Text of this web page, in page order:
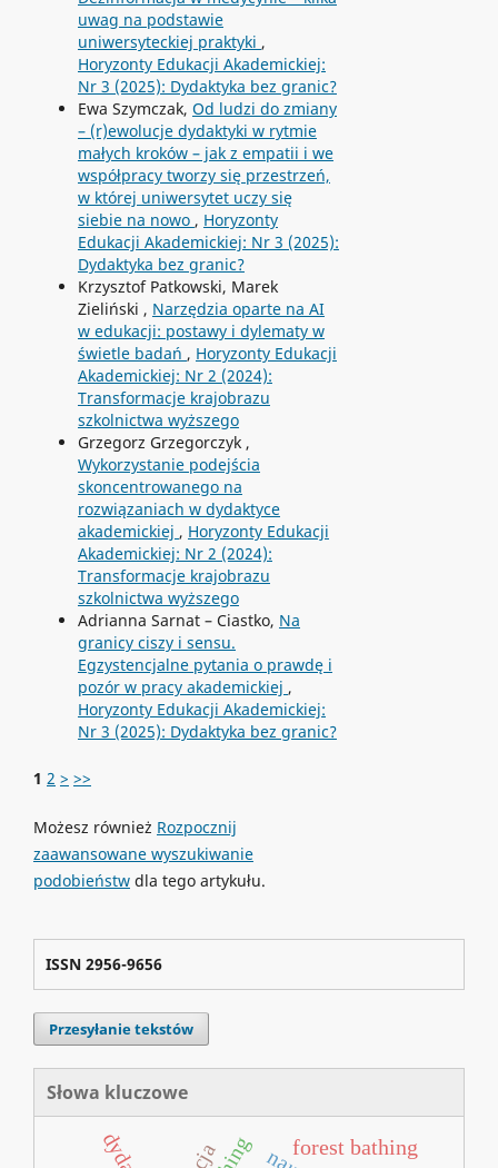
uwag na podstawie
uniwersyteckiej praktyki ,
Horyzonty Edukacji Akademickiej:
Nr 3 (2025): Dydaktyka bez granic?
Ewa Szymczak, Od ludzi do zmiany
– (r)ewolucje dydaktyki w rytmie
małych kroków – jak z empatii i we
współpracy tworzy się przestrzeń,
w której uniwersytet uczy się
siebie na nowo , Horyzonty
Edukacji Akademickiej: Nr 3 (2025):
Dydaktyka bez granic?
Krzysztof Patkowski, Marek
Zieliński , Narzędzia oparte na AI
w edukacji: postawy i dylematy w
świetle badań , Horyzonty Edukacji
Akademickiej: Nr 2 (2024):
Transformacje krajobrazu
szkolnictwa wyższego
Grzegorz Grzegorczyk ,
Wykorzystanie podejścia
skoncentrowanego na
rozwiązaniach w dydaktyce
akademickiej , Horyzonty Edukacji
Akademickiej: Nr 2 (2024):
Transformacje krajobrazu
szkolnictwa wyższego
Adrianna Sarnat – Ciastko, Na
granicy ciszy i sensu.
Egzystencjalne pytania o prawdę i
pozór w pracy akademickiej ,
Horyzonty Edukacji Akademickiej:
Nr 3 (2025): Dydaktyka bez granic?
1 2 > >>
Możesz również Rozpocznij
zaawansowane wyszukiwanie
podobieństwdla tego artykułu.
ISSN 2956-9656
Przesyłanie tekstów
Słowa kluczowe
forest bathing